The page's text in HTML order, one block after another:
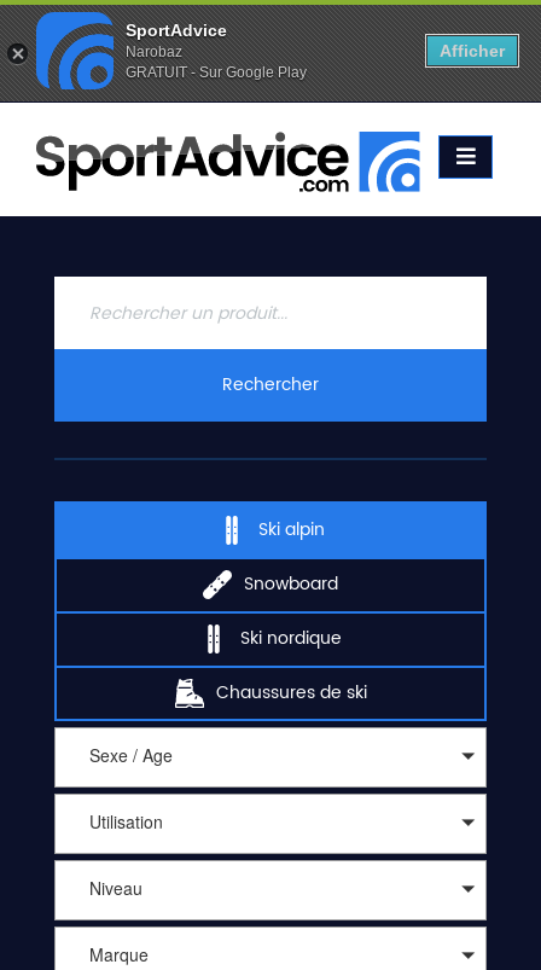
Favoris (0) Alertes (0)
ACCUEIL
SKIS
2020
CONTACT
Rechercher
Ski alpin
Snowboard
Ski nordique
Chaussures de ski
Sexe / Age
Utilisation
Niveau
Marque
SportAdvice
Narobaz
GRATUIT - Sur Google Play
Afficher